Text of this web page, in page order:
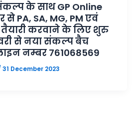
के साथ GP Online
PA, SA, MG, PM एवं
तैयारी करवाने के लिए शुरु
से नया संकल्प बैच
नम्बर 761068569
31 December 2023